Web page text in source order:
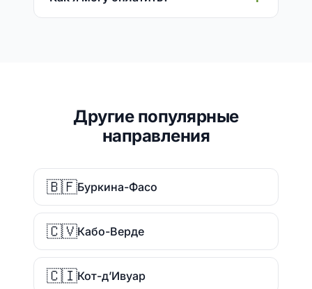
Другие популярные
направления
🇧🇫Буркина-Фасо
🇨🇻Кабо-Верде
🇨🇮Кот-д’Ивуар